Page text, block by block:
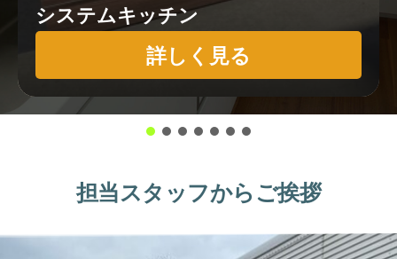
システムキッチン
詳しく見る
担当スタッフからご挨拶